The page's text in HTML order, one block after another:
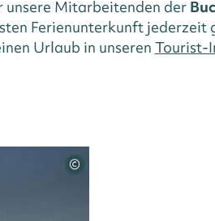
unsere Mitarbeitenden der
Ferienunterkunft jederzeit
Urlaub in unseren Tourist-
©